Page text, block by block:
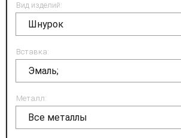
Вид изделий:
Шнурок
Вставка:
Эмаль;
Металл:
Все металлы